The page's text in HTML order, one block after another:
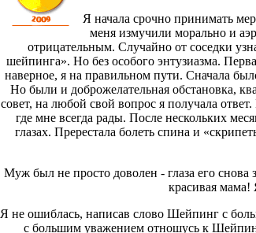
Я начала срочно принимать
меня измучили морально и
отрицательным. Случайно от соседки
шейпинга». Но без особого энтузиазма.
наверное, я на правильном пути. Сначала
Но были и доброжелательная обстановка,
совет, на любой свой вопрос я получала
где мне всегда рады. После нескольких
глазах. Пререстала болеть спина и
Муж был не просто доволен - глаза его
красивая
Я не ошиблась, написав слово Шейпинг с
с большим уважением отношусь к